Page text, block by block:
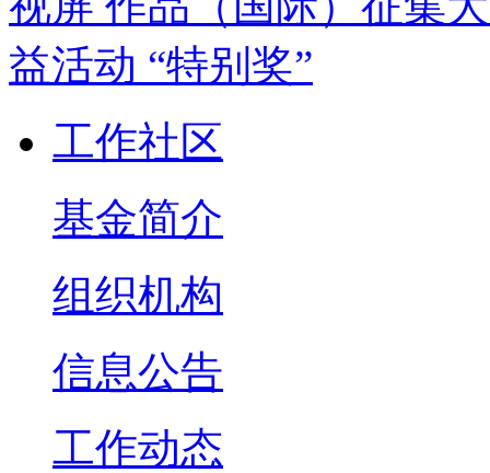
工作社区
基金简介
组织机构
信息公告
工作动态